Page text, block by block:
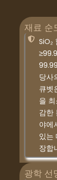
재료 순
SiO₂
당사
큐벳
을
감한
야에
있는
장합
광학 선